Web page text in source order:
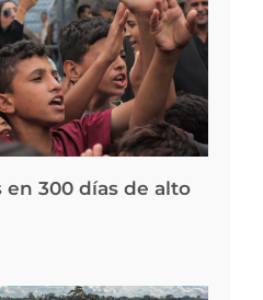
300 días de alto